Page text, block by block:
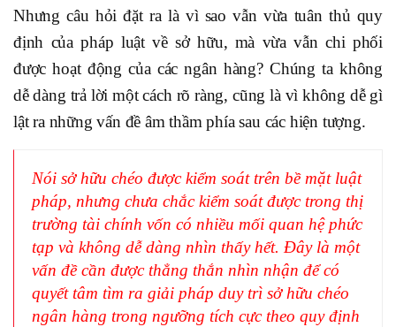
Nhưng câu hỏi đặt ra là vì sao vẫn vừa tuân thủ quy
định của pháp luật về sở hữu, mà vừa vẫn chi phối
được hoạt động của các ngân hàng? Chúng ta không
dễ dàng trả lời một cách rõ ràng, cũng là vì không dễ gì
lật ra những vấn đề âm thầm phía sau các hiện tượng.
Nói sở hữu chéo được kiểm soát trên bề mặt luật
pháp, nhưng chưa chắc kiểm soát được trong thị
trường tài chính vốn có nhiều mối quan hệ phức
tạp và không dễ dàng nhìn thấy hết. Đây là một
vấn đề cần được thẳng thắn nhìn nhận để có
quyết tâm tìm ra giải pháp duy trì sở hữu chéo
ngân hàng trong ngưỡng tích cực theo quy định